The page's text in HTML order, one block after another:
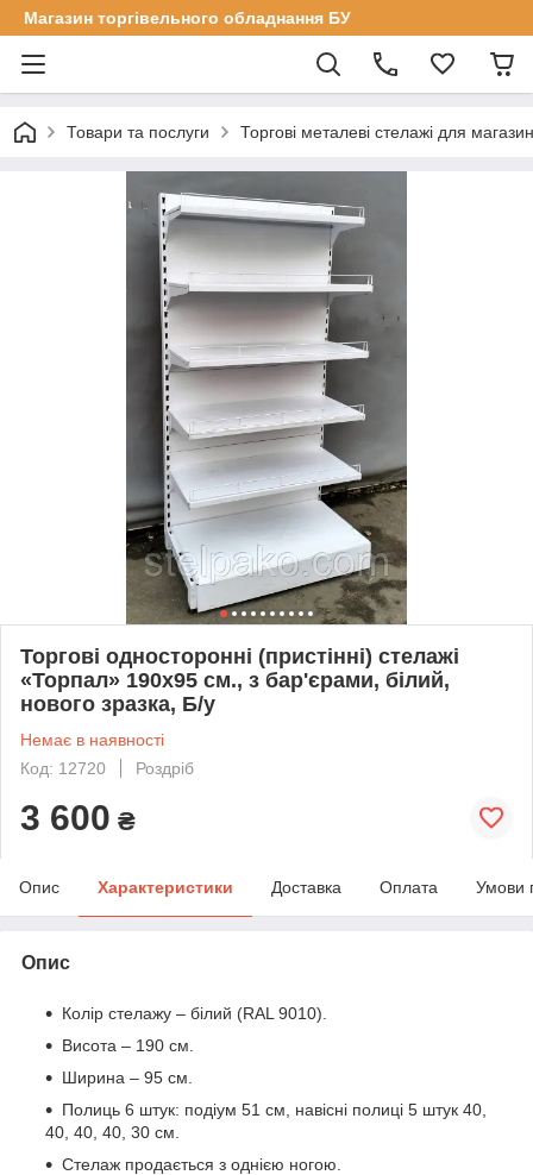
Магазин торгівельного обладнання БУ
Товари та послуги Торгові металеві стелажі для
Торгові односторонні (пристінні) стелажі
«Торпал» 190х95 см., з бар'єрами, білий,
нового зразка, Б/у
Немає в наявності
Код: 12720
Роздріб
3 600 ₴
Опис Характеристики Доставка Оплата Умови
Опис
Колір стелажу – білий (RAL 9010).
Висота – 190 см.
Ширина – 95 см.
Полиць 6 штук: подіум 51 см, навісні полиці 5 штук 40,
40, 40, 40, 30 см.
Стелаж продається з однією ногою.